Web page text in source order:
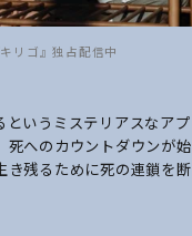
ゴ』独占配信中
いうミステリアスなア
死へのカウントダウンが
き残るために死の連鎖を